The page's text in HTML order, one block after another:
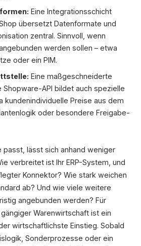
Eine Integrationsschicht
übersetzt Datenformate und
zentral. Sinnvoll, wenn
werden sollen – etwa
oder ein PIM.
Eine maßgeschneiderte
Shopware-API bildet auch spezielle
kundenindividuelle Preise aus dem
oder besondere Freigabe-
passt, lässt sich anhand weniger
verbreitet ist Ihr ERP-System, und
Konnektor? Wie stark weichen
ab? Und wie viele weitere
angebunden werden? Für
Warenwirtschaft ist ein
wirtschaftlichste Einstieg. Sobald
Sonderprozesse oder ein